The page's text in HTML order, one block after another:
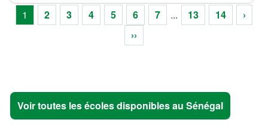
1 2 3 4 5 6 7 ... 13 14
›
››
Voir toutes les écoles disponibles au Sénégal